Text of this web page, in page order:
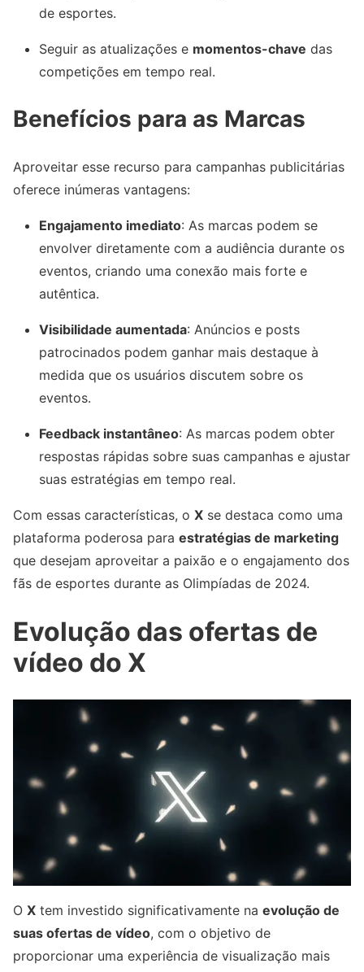
de esportes.
Seguir as atualizações e momentos-chave das
competições em tempo real.
Benefícios para as Marcas
Aproveitar esse recurso para campanhas publicitárias
oferece inúmeras vantagens:
Engajamento imediato: As marcas podem se
envolver diretamente com a audiência durante os
eventos, criando uma conexão mais forte e
autêntica.
Visibilidade aumentada: Anúncios e posts
patrocinados podem ganhar mais destaque à
medida que os usuários discutem sobre os
eventos.
Feedback instantâneo: As marcas podem obter
respostas rápidas sobre suas campanhas e ajustar
suas estratégias em tempo real.
Com essas características, o X se destaca como uma
plataforma poderosa para estratégias de marketing
que desejam aproveitar a paixão e o engajamento dos
fãs de esportes durante as Olimpíadas de 2024.
Evolução das ofertas de
vídeo do X
O X tem investido significativamente na evolução de
suas ofertas de vídeo, com o objetivo de
proporcionar uma experiência de visualização mais